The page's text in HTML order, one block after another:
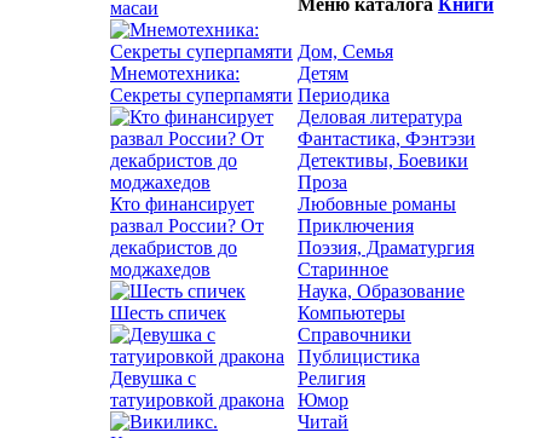
масаи
Мнемотехника:
Секреты суперпамяти
Кто финансирует
развал России? От
декабристов до
моджахедов
Шесть спичек
Девушка с
татуировкой дракона
Меню каталога Книги
Дом, Семья
Детям
Периодика
Деловая литература
Фантастика, Фэнтэзи
Детективы, Боевики
Проза
Любовные романы
Приключения
Поэзия, Драматургия
Старинное
Наука, Образование
Компьютеры
Справочники
Публицистика
Религия
Юмор
Читай